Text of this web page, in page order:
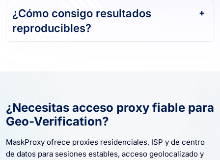
¿Cómo consigo resultados
reproducibles?
¿Necesitas acceso proxy fiable para
Geo-Verification?
MaskProxy ofrece proxies residenciales, ISP y de centro
de datos para sesiones estables, acceso geolocalizado y